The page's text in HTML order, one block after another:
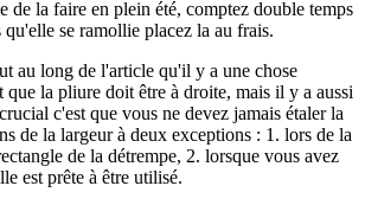
de la faire en plein été, comptez double temps
qu'elle se ramollie placez la au frais.
au long de l'article qu'il y a une chose
que la pliure doit être à droite, mais il y a aussi
c'est que vous ne devez jamais étaler la
de la largeur à deux exceptions : 1. lors de la
de la détrempe, 2. lorsque vous avez
est prête à être utilisé.